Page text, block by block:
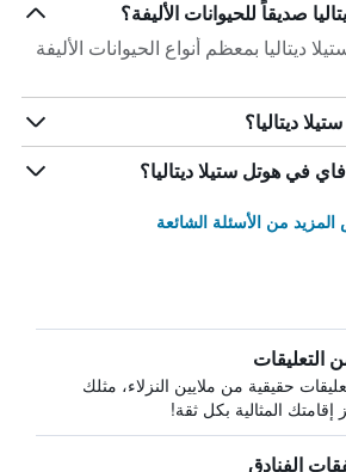
صديقاً للحيوانات الأليفة؟
ديتاليا بمعظم أنواع الحيوانات الأليفة
ديتاليا؟
في هوتل ستيلا ديتاليا؟
من الأسئلة الشائعة
التعليقات
حقيقية من ملايين النزلاء، مثلك
إقامتك المثالية بكل ثقة!
الفنادق